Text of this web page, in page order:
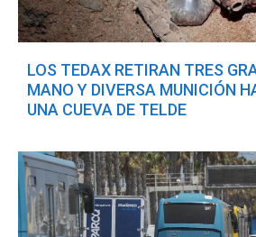
LOS TEDAX RETIRAN TRES
MANO Y DIVERSA MUNICIÓN
UNA CUEVA DE TELDE